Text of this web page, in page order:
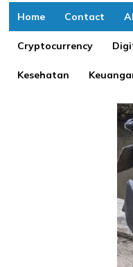
Home Contact
Cryptocurrency
Kesehatan